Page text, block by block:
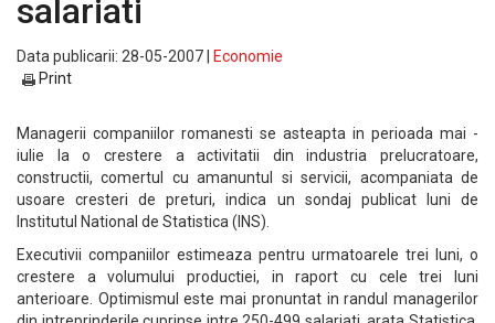
salariati
Data publicarii: 28-05-2007 |
Economie
Print
Managerii companiilor romanesti se asteapta in perioada mai -
iulie la o crestere a activitatii din industria prelucratoare,
constructii, comertul cu amanuntul si servicii, acompaniata de
usoare cresteri de preturi, indica un sondaj publicat luni de
Institutul National de Statistica (INS).
Executivii companiilor estimeaza pentru urmatoarele trei luni, o
crestere a volumului productiei, in raport cu cele trei luni
anterioare. Optimismul este mai pronuntat in randul managerilor